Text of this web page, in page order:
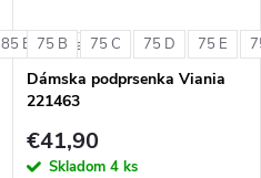
85 B + ďalšie
75 B 75 C 75 D 75 E
Dámska podprsenka Viania
221463
€41,90
Skladom 4 ks